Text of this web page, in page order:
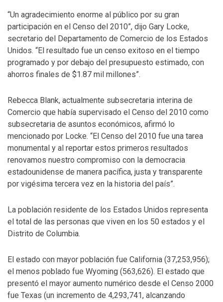
“Un agradecimiento enorme al público por su gran
participación en el Censo del 2010”, dijo Gary Locke,
secretario del Departamento de Comercio de los Estados
Unidos. “El resultado fue un censo exitoso en el tiempo
programado y por debajo del presupuesto estimado, con
ahorros finales de $1.87 mil millones”.
Rebecca Blank, actualmente subsecretaria interina de
Comercio que había supervisado el Censo del 2010 como
subsecretaria de asuntos económicos, afirmó lo
mencionado por Locke. “El Censo del 2010 fue una tarea
monumental y al reportar estos primeros resultados
renovamos nuestro compromiso con la democracia
estadounidense de manera pacífica, justa y transparente
por vigésima tercera vez en la historia del país”.
La población residente de los Estados Unidos representa
el total de las personas que viven en los 50 estados y el
Distrito de Columbia.
El estado con mayor población fue California (37,253,956);
el menos poblado fue Wyoming (563,626). El estado que
presentó el mayor aumento numérico desde el Censo 2000
fue Texas (un incremento de 4,293,741, alcanzando